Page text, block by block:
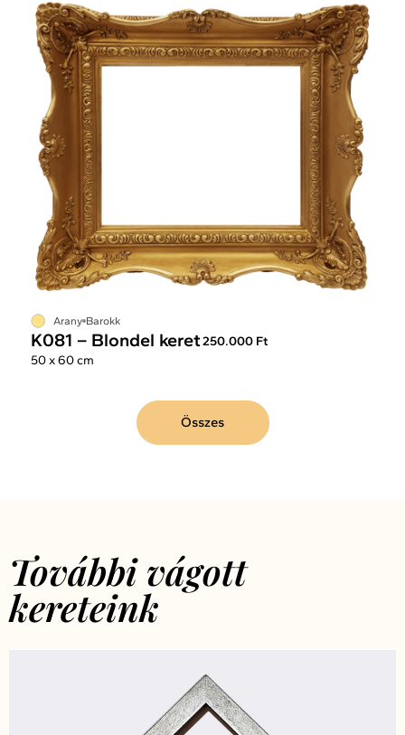
Arany Barokk
K081 – Blondel keret250.000 Ft
50 x 60 cm
Összes
További vágott
kereteink